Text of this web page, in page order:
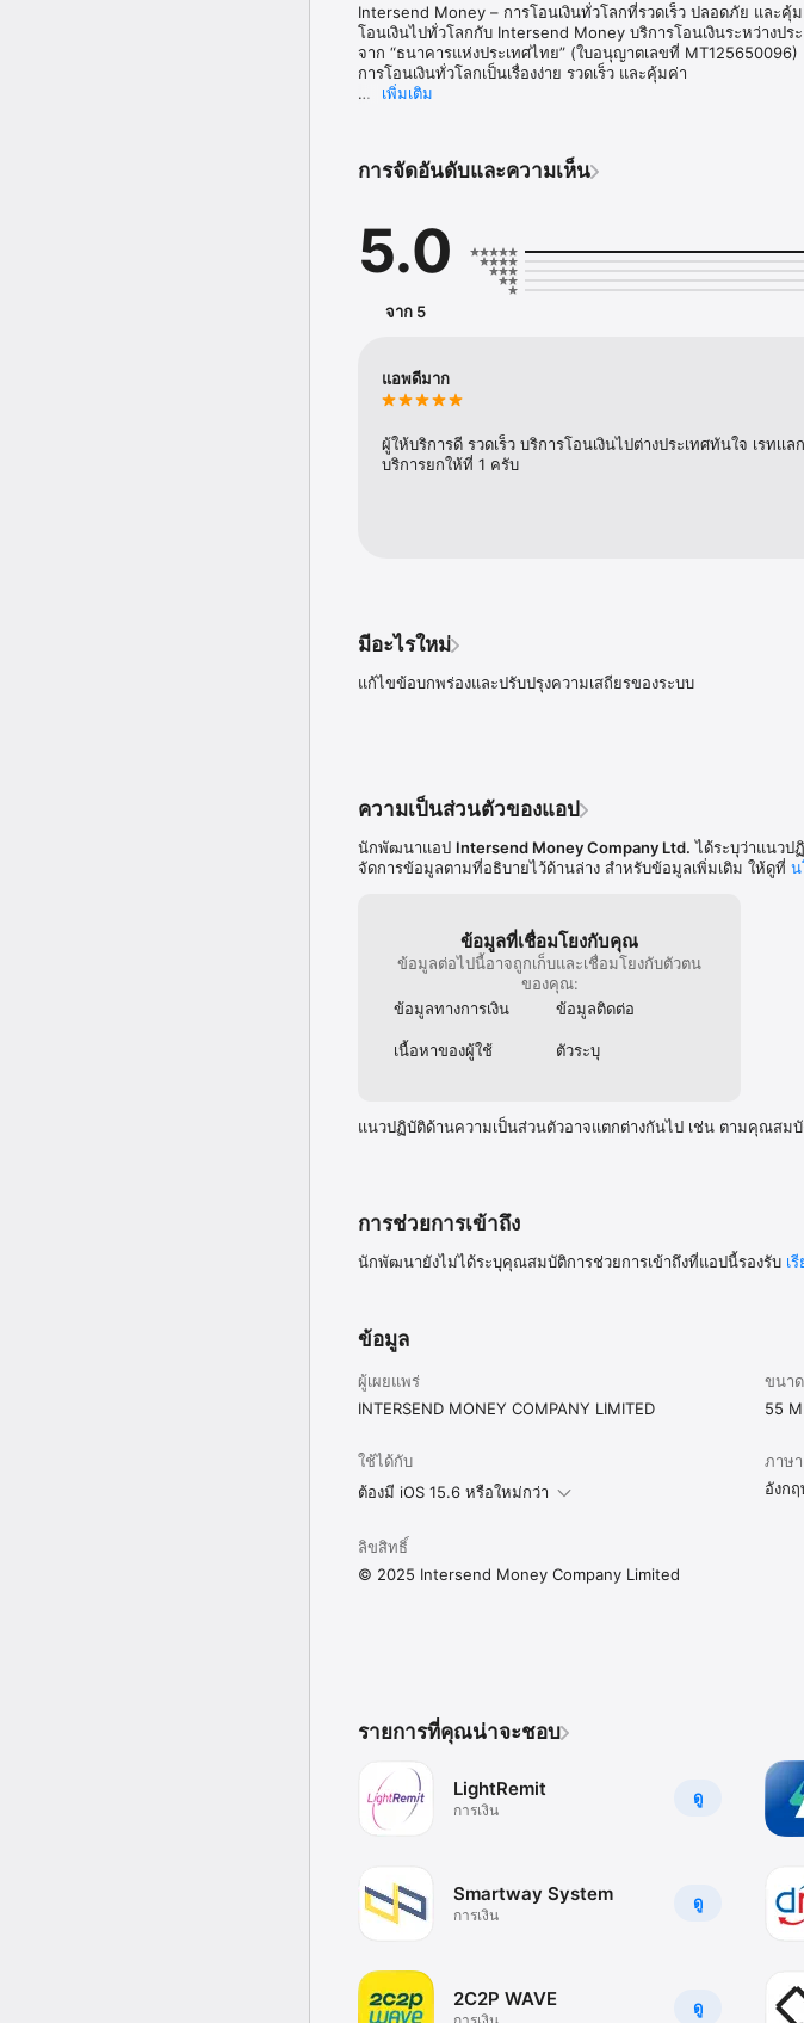
Intersend Money – การโอนเงินทั่วโลกที่รวดเร็ว ปลอดภัย และคุ้
โอนเงินไปทั่วโลกกับ Intersend Money บริการโอนเงินระหว่างป
จาก “ธนาคารแห่งประเทศไทย” (ใบอนุญาตเลขที่
การโอนเงินทั่วโลกเป็นเรื่องง่าย รวดเร็ว และคุ้มค่า
- ค่าธรรมเนียมต่ำและอัตราแลกเปลี่ยนดี – รับความคุ้มค่าสูงสุดด้
ได้ประโยชน์สูงสุด
ง่ายดาย
วิธีการใช้งาน
1. สมัครสมาชิก – สร้างบัญชีของคุณในไม่กี่นาที
2. ยืนยันตัวตน – การยืนยันตัวตนที่ปลอดภัยและไม่ยุ่งยาก
ดาวน์โหลด Intersend Money วันนี้และสนุกกับการโอนเงินทั่วโล
แลกเปลี่ยนที่ให้คุณได้ประโยชน์สูงสุด!
เพิ่มเติม
การจัดอันดับและความเห็น
5.0
จาก 5
แอพดีมาก
ผู้ให้บริการดี รวดเร็ว บริการโอนเงินไปต่างประเทศทันใจ เรทเเล
บริการยกให้ที่ 1 ครับ
มีอะไรใหม่
แก้ไขข้อบกพร่องและปรับปรุงความเสถียรของระบบ
ความเป็นส่วนตัวของแอป
นักพัฒนาแอป Intersend Money Company Ltd. ได้ระบุว่าแนวป
จัดการข้อมูลตามที่อธิบายไว้ด้านล่าง สำหรับข้อมูลเพิ่มเติม ให้ดูที่ น
ข้อมูลที่เชื่อมโยงกับคุณ
ข้อมูลต่อไปนี้อาจถูกเก็บและเชื่อมโยงกับตัวตน
ของคุณ:
ข้อมูลทางการเงิน
ข้อมูลติดต่อ
เนื้อหาของผู้ใช้ ตัวระบุ
แนวปฏิบัติด้านความเป็นส่วนตัวอาจแตกต่างกันไป เช่น ตามคุณส
การช่วยการเข้าถึง
นักพัฒนายังไม่ได้ระบุคุณสมบัติการช่วยการเข้าถึงที่แอปนี้รองรับ เ
ข้อมูล
ผู้เผยแพร่
INTERSEND MONEY COMPANY LIMITED
ขนาด
55
ใช้ได้กับ
ต้องมี iOS 15.6 หรือใหม่กว่า
ภาษา
อังกฤ
ลิขสิทธิ์
© 2025 Intersend Money Company Limited
รายการที่คุณน่าจะชอบ
ดู
LightRemit
การเงิน
ดู
Smartway System
การเงิน
ดู
2C2P WAVE